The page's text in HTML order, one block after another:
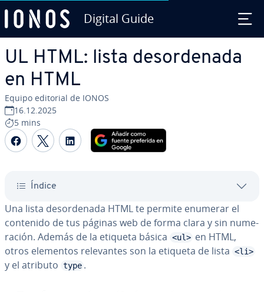
Digital Guide
UL HTML: lista des­or­de­na­da
en HTML
Equipo editorial de IONOS
16.12.2025
5 mins
Compartir Facebook
Compartir Twitter
Compartir LinkedIn
Índice
Una lista des­or­de­na­da HTML te permite enumerar el
contenido de tus páginas web de forma clara y sin nu­me­
ra­ción. Además de la etiqueta básica <ul> en HTML,
otros elementos re­le­va­n­tes son la etiqueta de lista <li>
y el atributo type .